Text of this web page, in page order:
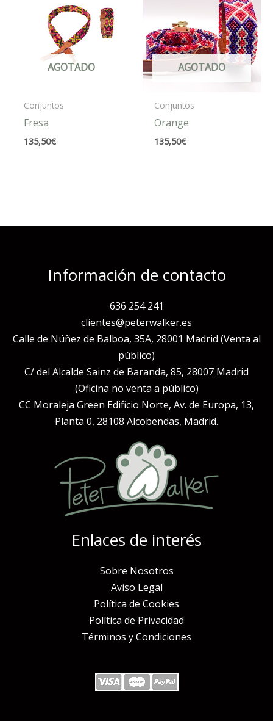
AGOTADO
Conjuntos
Fresa
135,50€
AGOTADO
Conjuntos
Orange
135,50€
Información de contacto
636 254 241
clientes@peterwalker.es
Calle de Núñez de Balboa, 35A, 28001 Madrid (Venta al
público)
C/ del Alcalde Sainz de Baranda, 85, 28007 Madrid
(Oficina no venta a público)
CC Moraleja Green Edificio Norte, Av. de Europa, 13,
Planta 0, 28108 Alcobendas, Madrid.
Enlaces de interés
Sobre Nosotros
Aviso Legal
Política de Cookies
Política de Privacidad
Términos y Condiciones